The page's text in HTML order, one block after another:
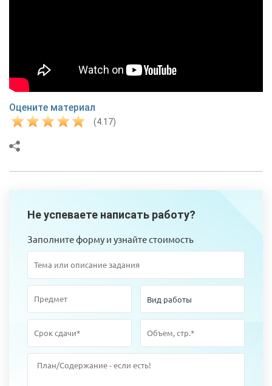
Оцените материал
(4.17)
Не успеваете написать работу?
Заполните форму и узнайте стоимость